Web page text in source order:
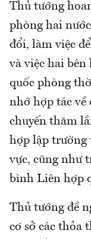
Thủ tướng
phòng hai
đổi, làm việc
và việc hai
quốc phòng
nhớ hợp tác về
chuyến thăm
hợp lập trường
vực, cũng như
bình Liên hợp
Thủ tướng đề
cơ sở các thỏa